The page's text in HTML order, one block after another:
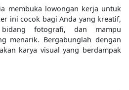
membuka lowongan kerja untuk
ini cocok bagi Anda yang kreatif,
fotografi, dan mampu
menarik. Bergabunglah dengan
karya visual yang berdampak